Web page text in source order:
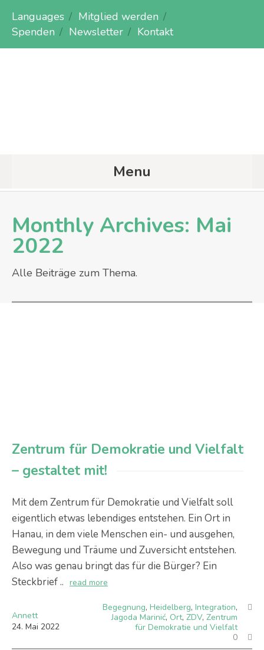
Languages
Mitglied werden
Spenden
Newsletter Kontakt
Menu
Monthly Archives: Mai
2022
Alle Beiträge zum Thema.
Zentrum für Demokratie und Vielfalt
– gestaltet mit!
Mit dem Zentrum für Demokratie und Vielfalt soll
eigentlich etwas lebendiges entstehen. Ein Ort in
Hanau, in dem viele Menschen ein- und ausgehen,
Bewegung und Träume und Zuversicht entstehen.
Also was genau bringt das für die Bürger? Ein
Steckbrief .. read more
Annett
24. Mai 2022
Begegnung, Heidelberg, Integration,
Jagoda Marinić, Ort, ZDV, Zentrum
für Demokratie und Vielfalt
0